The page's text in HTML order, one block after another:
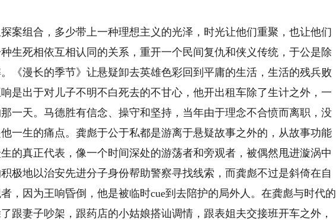
组合，多少带上一种理想主义的光泽，时光让他们重聚，也让他们
生死相依互相认同的关系，重开一个民间复仇和侠义传统，于公是除
《漫长的季节》让悬疑卸去英雄色彩回到平庸的生活，生活的残兵败
是出于对儿子不明不白死去的不甘心，他开出租车除了生计之外，一
一天。马德胜有信念、操守和坚持，当年由于理念不合愤而离职，没
一生的痛点。龚彪于公于私都是游离于悬疑故事之外的，从故事功能
的真正代表，像一个时间深处的游荡者和旁观者，被偶然甩进漩涡中
极地以治安先进分子身份帮助警察寻找线索，而龚彪不过是斜倚在自
，因为王响昏倒，他是被临时cue到去陪护的局外人。在龚彪与时代的
跟妻子吵架，跟药店的小姑娘搭讪调情，跟表姐夫交接班开车之外，